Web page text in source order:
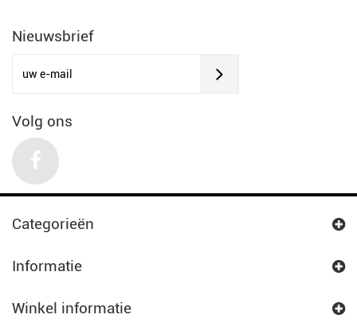
Nieuwsbrief
Volg ons
Categorieën
Informatie
Winkel informatie